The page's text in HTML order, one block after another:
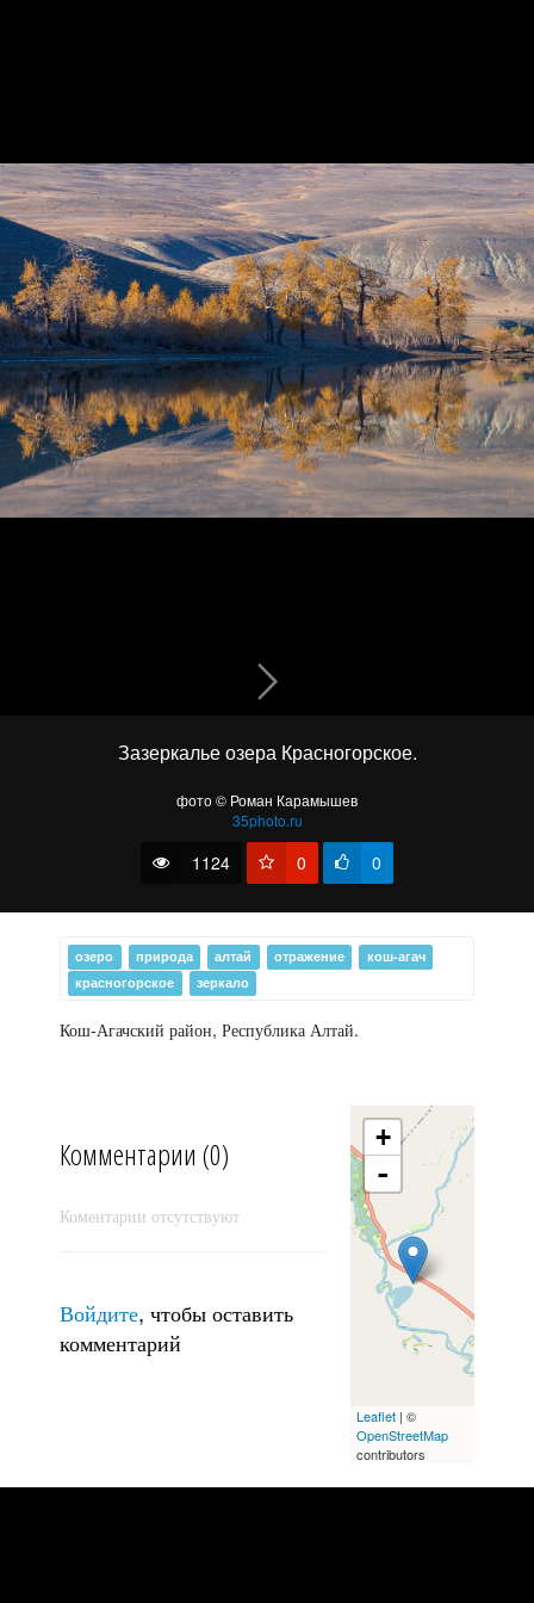
Верхне-Шавлинское
Марсианка
Зазеркалье озера Красногорское.
фото © Роман Карамышев
35photo.ru
Зазеркалье озера Красногорское.
1124 0 0
озеро природа алтай отражение
кош-агач
красногорское
зеркало
Кош-Агачский район, Республика Алтай.
Комментарии (0)
Коментарии отсутствуют
Войдите, чтобы оставить
комментарий
+
-
Leaflet| ©
OpenStreetMap
contributors